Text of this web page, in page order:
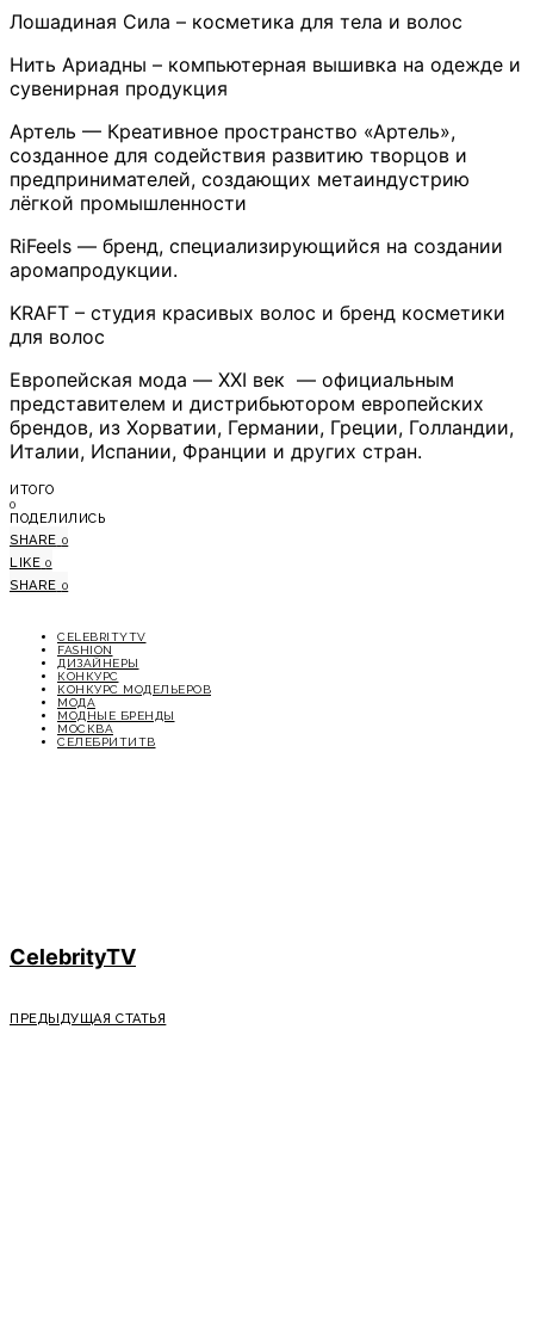
Лошадиная Сила – косметика для тела и волос
Нить Ариадны – компьютерная вышивка на одежде и
сувенирная продукция
Артель — Креативное пространство «Артель»,
созданное для содействия развитию творцов и
предпринимателей, создающих метаиндустрию
лёгкой промышленности
RiFeels — бренд, специализирующийся на создании
аромапродукции.
KRAFT – студия красивых волос и бренд косметики
для волос
Европейская мода — XXI век — официальным
представителем и дистрибьютором европейских
брендов, из Хорватии, Германии, Греции, Голландии,
Италии, Испании, Франции и других стран.
ИТОГО
0
ПОДЕЛИЛИСЬ
SHARE 0
LIKE 0
SHARE 0
CELEBRITYTV
FASHION
ДИЗАЙНЕРЫ
КОНКУРС
КОНКУРС МОДЕЛЬЕРОВ
МОДА
МОДНЫЕ БРЕНДЫ
МОСКВА
СЕЛЕБРИТИТВ
CelebrityTV
ПРЕДЫДУЩАЯ СТАТЬЯ